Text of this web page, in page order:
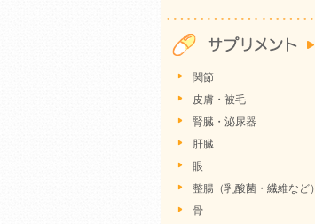
関節
皮膚・被毛
腎臓・泌尿器
肝臓
眼
整腸（乳酸菌・繊維など）
骨